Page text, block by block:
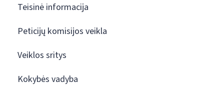
Teisinė informacija
Peticijų komisijos veikla
Veiklos sritys
Kokybės vadyba